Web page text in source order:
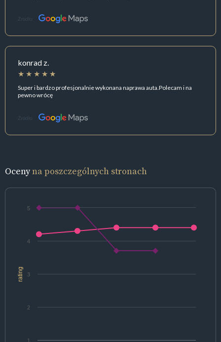
Źródło:
konrad z.
Super i bardzo profesjonalnie wykonana naprawa auta.Polecam i na
pewno wrócę
Źródło:
Ocenyna poszczególnych stronach
rating
1
2
3
4
5